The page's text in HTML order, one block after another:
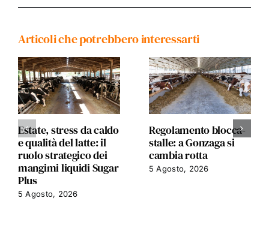
Articoli che potrebbero interessarti
Estate, stress da caldo
e qualità del latte: il
ruolo strategico dei
mangimi liquidi Sugar
Plus
5 Agosto, 2026
Regolamento blocca-
stalle: a Gonzaga si
cambia rotta
5 Agosto, 2026